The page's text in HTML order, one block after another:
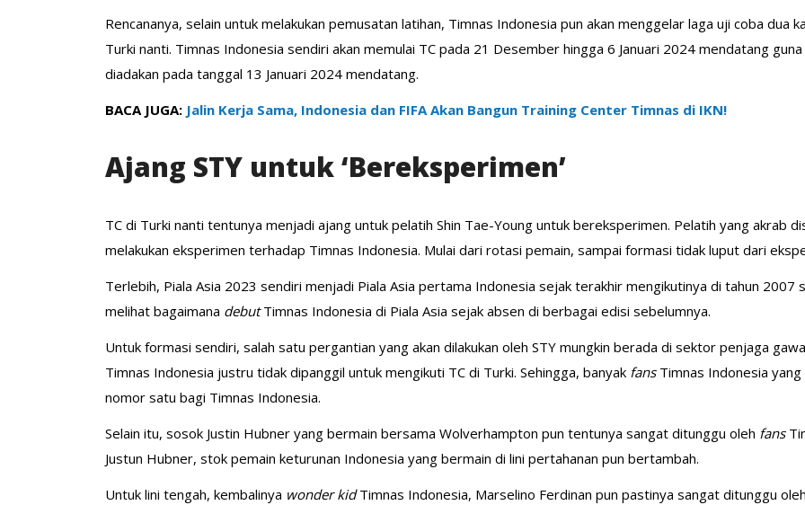
Rencananya, selain untuk melakukan pemusatan latihan, Timnas Indonesia pun akan menggelar laga uji coba dua
Turki nanti. Timnas Indonesia sendiri akan memulai TC pada 21 Desember hingga 6 Januari 2024 mendatang
diadakan pada tanggal 13 Januari 2024 mendatang.
BACA JUGA: Jalin Kerja Sama, Indonesia dan FIFA Akan Bangun Training Center Timnas di IKN!
Ajang STY untuk ‘Bereksperimen’
TC di Turki nanti tentunya menjadi ajang untuk pelatih Shin Tae-Young untuk bereksperimen. Pelatih yang akrab
melakukan eksperimen terhadap Timnas Indonesia. Mulai dari rotasi pemain, sampai formasi tidak luput dari
Terlebih, Piala Asia 2023 sendiri menjadi Piala Asia pertama Indonesia sejak terakhir mengikutinya di tahun 2007
melihat bagaimana debutTimnas Indonesia di Piala Asia sejak absen di berbagai edisi sebelumnya.
Untuk formasi sendiri, salah satu pergantian yang akan dilakukan oleh STY mungkin berada di sektor penjaga
Timnas Indonesia justru tidak dipanggil untuk mengikuti TC di Turki. Sehingga, banyak fans Timnas Indonesia
nomor satu bagi Timnas Indonesia.
Selain itu, sosok Justin Hubner yang bermain bersama Wolverhampton pun tentunya sangat ditunggu oleh fans
Justun Hubner, stok pemain keturunan Indonesia yang bermain di lini pertahanan pun bertambah.
Untuk lini tengah, kembalinya wonder kidTimnas Indonesia, Marselino Ferdinan pun pastinya sangat ditunggu